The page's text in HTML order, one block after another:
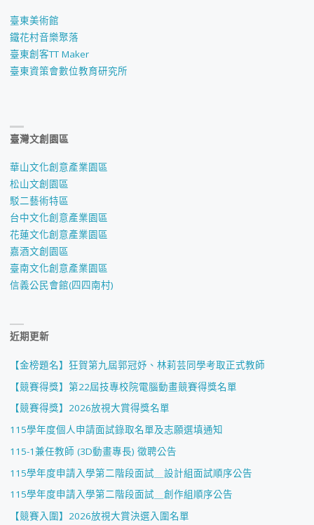
臺東美術館
鐵花村音樂聚落
臺東創客TT Maker
臺東資策會數位教育研究所
臺灣文創園區
華山文化創意產業園區
松山文創園區
駁二藝術特區
台中文化創意產業園區
花蓮文化創意產業園區
嘉酒文創園區
臺南文化創意產業園區
信義公民會館(四四南村)
近期更新
【金榜題名】狂賀第九屆郭冠妤、林莉芸同學考取正式教師
【競賽得獎】第22屆技專校院電腦動畫競賽得獎名單
【競賽得獎】2026放視大賞得獎名單
115學年度個人申請面試錄取名單及志願選填通知
115-1兼任教師 (3D動畫專長) 徵聘公告
115學年度申請入學第二階段面試＿設計組面試順序公告
115學年度申請入學第二階段面試＿創作組順序公告
【競賽入圍】2026放視大賞決選入圍名單